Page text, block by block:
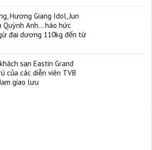
Hương Giang Idol, Jun
Quỳnh Anh… háo hức
đại dương 110kg đến từ
sạn Eastin Grand
của các diễn viên TVB
giao lưu